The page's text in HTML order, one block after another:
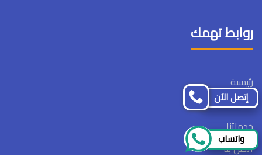
روابط تهمك
رئيسىة
ما نقدمه
خدماتنا
اتصل بنا
إتصل الآن
واتساب